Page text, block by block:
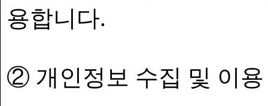
용합니다.
② 개인정보 수집 및 이용